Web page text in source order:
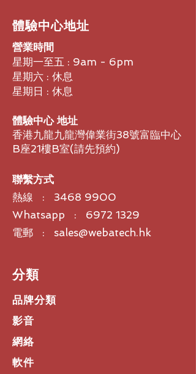
系列是理想的選擇。
更好的無線對話
即使在嘈雜的環境中，人們也可以通過
佩戴具有主動降噪功能的 DECT™ 立
體聲耳機來阻擋揚聲器周圍的噪音，從
而使聲音達到最佳狀態。對於需要額外
話限制功能。
保持充電。再進一步。
在需要時隨時使用，一次充電可提供長
達 13 小時的通話時間，並配有可無限
通話時間的熱插拔電池。每個人都可以
移動、處理多項任務並完成更多工作。
方便的語音提示會通知他們靜音狀態、
無線範圍限制等。
有些人喜歡立體聲耳機。有些人傾向於
擇。Savi 8200 辦公室和 UC 系列耳
機是真正的取悅人群 - 具有單聲道、立
體聲和可轉換選項。對於培訓和團隊協
作，人們最多可以將四個耳機放在一個
​體驗中心地址
營業時間
星期一至五 : 9am - 6pm
星期六 : 休息
星期日 : 休息
體驗中心 地址
香港九龍九龍灣偉業街38號富臨中心
B座21樓B室​(請先預約)
聯繫方式
熱線 : 3468 9900
Whatsapp : 6972 1329
電郵 : sales@webatech.hk
​分類
品牌分類
影音
網絡
軟件